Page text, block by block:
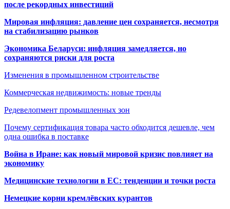
после рекордных инвестиций
Мировая инфляция: давление цен сохраняется, несмотря
на стабилизацию рынков
Экономика Беларуси: инфляция замедляется, но
сохраняются риски для роста
Изменения в промышленном строительстве
Коммерческая недвижимость: новые тренды
Редевелопмент промышленных зон
Почему сертификация товара часто обходится дешевле, чем
одна ошибка в поставке
Война в Иране: как новый мировой кризис повлияет на
экономику
Медицинские технологии в ЕС: тенденции и точки роста
Немецкие корни кремлёвских курантов